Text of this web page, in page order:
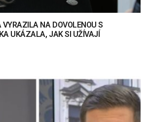
VYRAZILA NA DOVOLENOU S
UKÁZALA, JAK SI UŽÍVAJÍ